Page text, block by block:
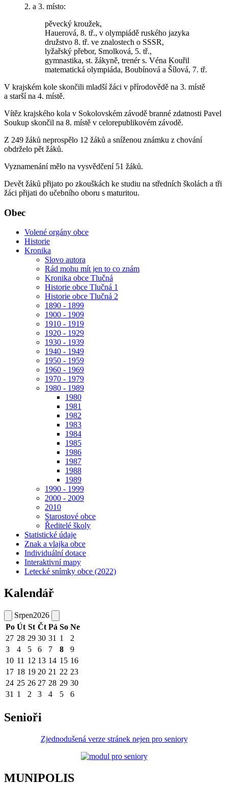
2. a 3. místo:
pěvecký kroužek,
Hauerová, 8. tř., v olympiádě ruského jazyka
družstvo 8. tř. ve znalostech o SSSR,
lyžařský přebor, Smolková, 5. tř.,
gymnastika, st. žákyně, trenér s. Véna Kouřil
matematická olympiáda, Boubínová a Šílová, 7. tř.
V krajském kole skončili mladší žáci v přírodovědě na 3. místě
a starší na 4. místě.
Vítěz krajského kola v Sokolovském závodě branné zdatnosti Pavel
Soukup skončil na 8. místě v celorepublikovém závodě.
Z 249 žáků neprospělo 12 žáků a sníženou známku z chování
obdrželo pět žáků.
Vyznamenání mělo na vysvědčení 51 žáků.
Devět žáků přijato po zkouškách ke studiu na středních školách a tři
žáci přijati do učebního oboru s maturitou.
Obec
Volené orgány obce
Historie
Kronika
Slovo autora
Rád mohu mít jen to co znám
Kronika obce Tlučná
Historie obce Tlučná 1
Historie obce Tlučná 2
1890 - 1899
1900 - 1909
1910 - 1919
1920 - 1929
1930 - 1939
1940 - 1949
1950 - 1959
1960 - 1969
1970 - 1979
1980 - 1989
1980
1981
1982
1983
1984
1985
1986
1987
1988
1989
1990 - 1999
2000 - 2009
2010
Starostové obce
Ředitelé školy
Statistické údaje
Znak a vlajka obce
Individuální dotace
Interaktivní mapy
Letecké snímky obce (2022)
Kalendář
Srpen2026
Po Út St Čt Pá So Ne
27 28 29 30 31 1
2
3
4 5 6 7 8
9
10 11 12 13 14 15 16
17 18 19 20 21 22 23
24 25 26 27 28 29 30
31 1 2 3 4 5 6
Senioři
Zjednodušená verze stránek nejen pro seniory
MUNIPOLIS